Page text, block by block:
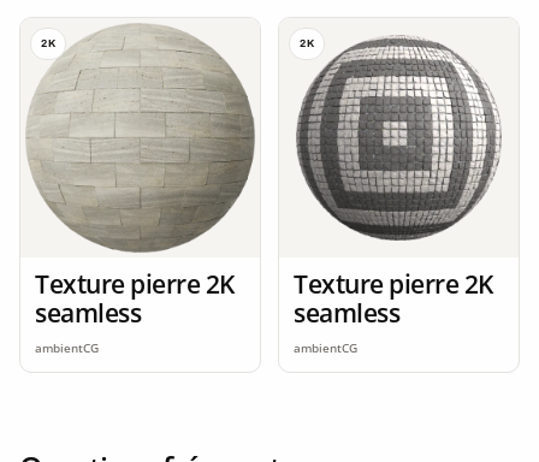
2K
Texture pierre 2K
seamless
ambientCG
2K
Texture pierre 2K
seamless
ambientCG